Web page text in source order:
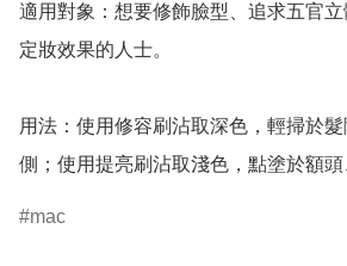
適用對象：想要修飾臉型、追求五官
定妝效果的人士。
用法：使用修容刷沾取深色，輕掃於
側；使用提亮刷沾取淺色，點塗於額頭
mac